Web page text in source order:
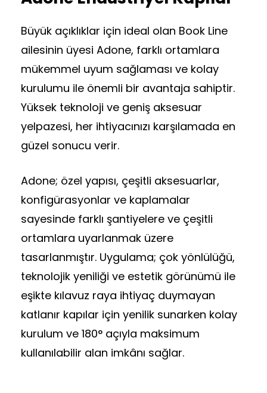
Büyük açıklıklar için ideal olan Book Line
ailesinin üyesi Adone, farklı ortamlara
mükemmel uyum sağlaması ve kolay
kurulumu ile önemli bir avantaja sahiptir.
Yüksek teknoloji ve geniş aksesuar
yelpazesi, her ihtiyacınızı karşılamada en
güzel sonucu verir.
Adone; özel yapısı, çeşitli aksesuarlar,
konfigürasyonlar ve kaplamalar
sayesinde farklı şantiyelere ve çeşitli
ortamlara uyarlanmak üzere
tasarlanmıştır. Uygulama; çok yönlülüğü,
teknolojik yeniliği ve estetik görünümü ile
eşikte kılavuz raya ihtiyaç duymayan
katlanır kapılar için yenilik sunarken kolay
kurulum ve 180° açıyla maksimum
kullanılabilir alan imkânı sağlar.